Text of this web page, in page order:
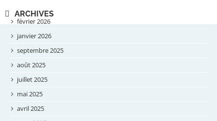
ARCHIVES
février 2026
janvier 2026
septembre 2025
août 2025
juillet 2025
mai 2025
avril 2025